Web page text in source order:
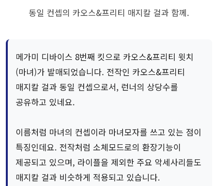
동일 컨셉의 카오스&프리티 매지칼 걸과 함께.
메가미 디바이스 8번째 킷으로 카오스&프리티 윗치
(마녀)가 발매되었습니다. 전작인 카오스&프리티
매지칼 걸과 동일 컨셉으로서, 런너의 상당수를
공유하고 있네요.
이름처럼 마녀의 컨셉이라 마녀모자를 쓰고 있는 점이
특징인데요. 전작처럼 소체모드로의 환장기능이
제공되고 있으며, 라이플을 제외한 주요 악세사리들도
매지칼 걸과 비슷하게 적용되고 있습니다.